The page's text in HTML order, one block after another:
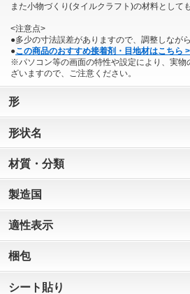
また小物づくり(タイルクラフト)の材料として
<注意点>
●多少の寸法誤差がありますので、調整しなが
●この商品のおすすめ接着剤・目地材はこちら
※パソコン等の画面の特性や設定により、実物
ざいますので、ご注意ください。
形
形状名
材質・分類
製造国
適性表示
梱包
シート貼り